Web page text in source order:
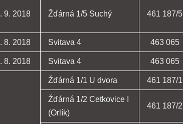
9. 2018 Žďárná 1/5 Suchý 461 187/5
8. 2018 Svitava 4 463 065
8. 2018 Svitava 4 463 065
Žďárná 1/1 U dvora 461 187/1
Žďárná 1/2 Cetkovice I
(Orlík)
461 187/2